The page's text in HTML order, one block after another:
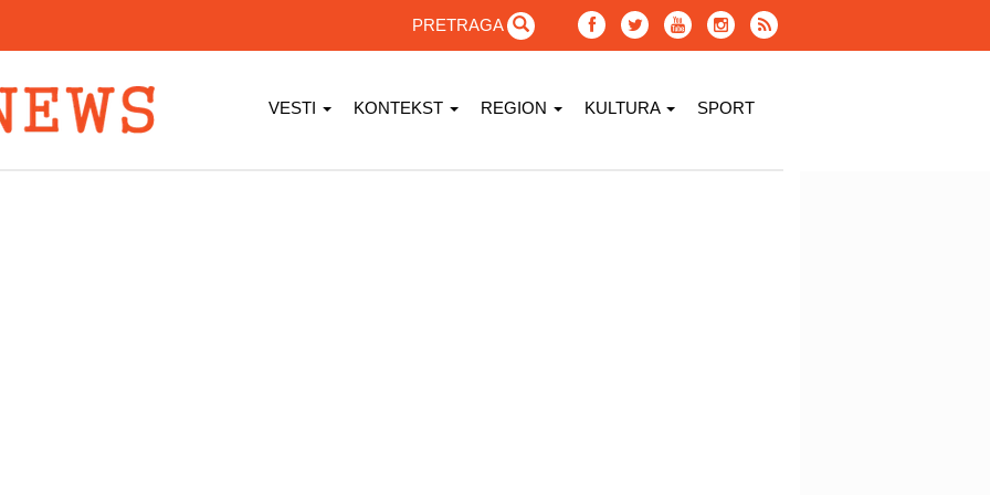
PRETRAGA
VESTI KONTEKST REGION KULTURA SPORT